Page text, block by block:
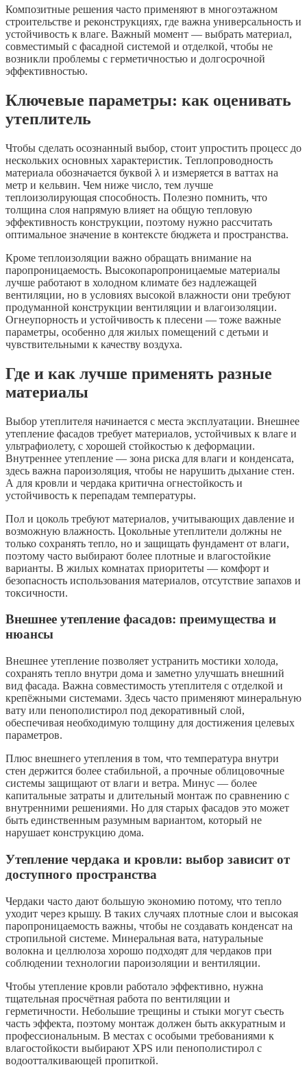
Композитные решения часто применяют в многоэтажном
строительстве и реконструкциях, где важна универсальность и
устойчивость к влаге. Важный момент — выбрать материал,
совместимый с фасадной системой и отделкой, чтобы не
возникли проблемы с герметичностью и долгосрочной
эффективностью.
Ключевые параметры: как оценивать
утеплитель
Чтобы сделать осознанный выбор, стоит упростить процесс до
нескольких основных характеристик. Теплопроводность
материала обозначается буквой λ и измеряется в ваттах на
метр и кельвин. Чем ниже число, тем лучше
теплоизолирующая способность. Полезно помнить, что
толщина слоя напрямую влияет на общую тепловую
эффективность конструкции, поэтому нужно рассчитать
оптимальное значение в контексте бюджета и пространства.
Кроме теплоизоляции важно обращать внимание на
паропроницаемость. Высокопаропроницаемые материалы
лучше работают в холодном климате без надлежащей
вентиляции, но в условиях высокой влажности они требуют
продуманной конструкции вентиляции и влагоизоляции.
Огнеупорность и устойчивость к плесени — тоже важные
параметры, особенно для жилых помещений с детьми и
чувствительными к качеству воздуха.
Где и как лучше применять разные
материалы
Выбор утеплителя начинается с места эксплуатации. Внешнее
утепление фасадов требует материалов, устойчивых к влаге и
ультрафиолету, с хорошей стойкостью к деформации.
Внутреннее утепление — зона риска для влаги и конденсата,
здесь важна пароизоляция, чтобы не нарушить дыхание стен.
А для кровли и чердака критична огнестойкость и
устойчивость к перепадам температуры.
Пол и цоколь требуют материалов, учитывающих давление и
возможную влажность. Цокольные утеплители должны не
только сохранять тепло, но и защищать фундамент от влаги,
поэтому часто выбирают более плотные и влагостойкие
варианты. В жилых комнатах приоритеты — комфорт и
безопасность использования материалов, отсутствие запахов и
токсичности.
Внешнее утепление фасадов: преимущества и
нюансы
Внешнее утепление позволяет устранить мостики холода,
сохранять тепло внутри дома и заметно улучшать внешний
вид фасада. Важна совместимость утеплителя с отделкой и
крепёжными системами. Здесь часто применяют минеральную
вату или пенополистирол под декоративный слой,
обеспечивая необходимую толщину для достижения целевых
параметров.
Плюс внешнего утепления в том, что температура внутри
стен держится более стабильной, а прочные облицовочные
системы защищают от влаги и ветра. Минус — более
капитальные затраты и длительный монтаж по сравнению с
внутренними решениями. Но для старых фасадов это может
быть единственным разумным вариантом, который не
нарушает конструкцию дома.
Утепление чердака и кровли: выбор зависит от
доступного пространства
Чердаки часто дают большую экономию потому, что тепло
уходит через крышу. В таких случаях плотные слои и высокая
паропроницаемость важны, чтобы не создавать конденсат на
стропильной системе. Минеральная вата, натуральные
волокна и целлюлоза хорошо подходят для чердаков при
соблюдении технологии пароизоляции и вентиляции.
Чтобы утепление кровли работало эффективно, нужна
тщательная просчётная работа по вентиляции и
герметичности. Небольшие трещины и стыки могут съесть
часть эффекта, поэтому монтаж должен быть аккуратным и
профессиональным. В местах с особыми требованиями к
влагостойкости выбирают XPS или пенополистирол с
водоотталкивающей пропиткой.